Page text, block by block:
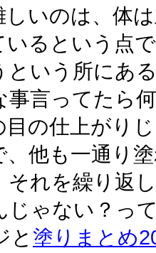
しいのは、体
いるという点
という所にあ
事言ってたら
目の仕上がり
、他も一通り
それを繰り返
じゃない？っ
と 塗りまとめ